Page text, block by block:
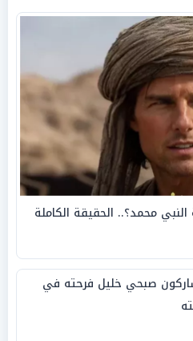
محمد؟.. الحقيقة الكاملة
صبحي خليل فرحته في